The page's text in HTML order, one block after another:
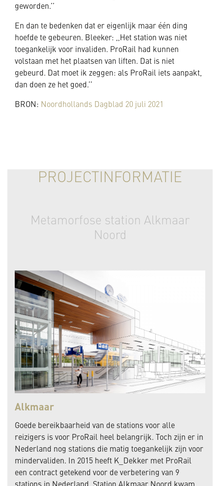
geworden.’’
En dan te bedenken dat er eigenlijk maar één ding
hoefde te gebeuren. Bleeker: ,,Het station was niet
toegankelijk voor invaliden. ProRail had kunnen
volstaan met het plaatsen van liften. Dat is niet
gebeurd. Dat moet ik zeggen: als ProRail iets aanpakt,
dan doen ze het goed.’’
BRON: Noordhollands Dagblad 20 juli 2021
PROJECTINFORMATIE
Metamorfose station Alkmaar
Noord
Alkmaar
Goede bereikbaarheid van de stations voor alle
reizigers is voor ProRail heel belangrijk. Toch zijn er in
Nederland nog stations die matig toegankelijk zijn voor
mindervaliden. In 2015 heeft K_Dekker met ProRail
een contract getekend voor de verbetering van 9